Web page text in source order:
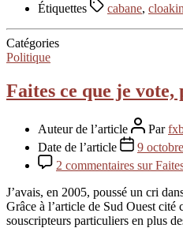
Étiquettes cabane,
Catégories
Politique
Faites ce que je
Auteur de l’article Par
Date de l’article
9
2 commentaires sur
J’avais, en 2005, poussé un cri
Grâce à l’article de Sud Ouest cité
souscripteurs particuliers en plus